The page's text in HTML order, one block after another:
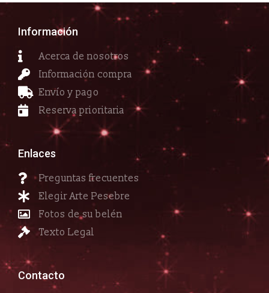
Información
Acerca de nosotros
Información compra
Envío y pago
Reserva prioritaria
Enlaces
Preguntas frecuentes
Elegir Arte Pesebre
Fotos de su belén
Texto Legal
Contacto